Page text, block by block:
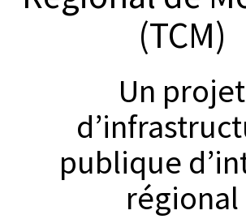
(TCM)
Un projet
publique
régional